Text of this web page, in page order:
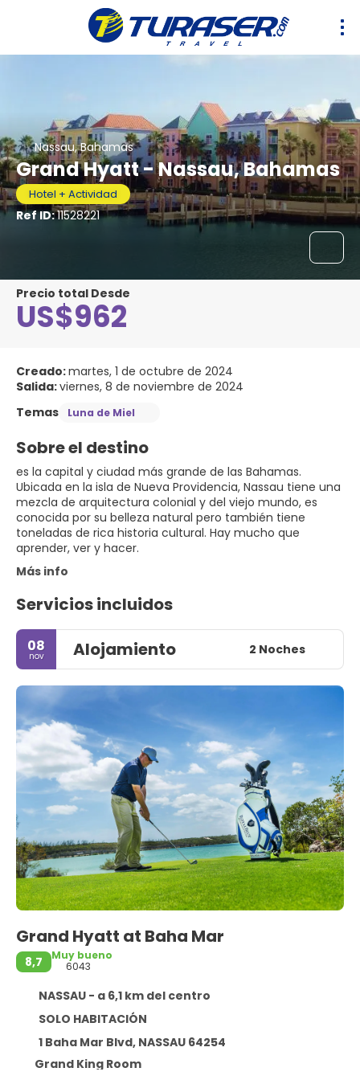
Nassau, Bahamas
Grand Hyatt - Nassau, Bahamas
Hotel + Actividad
Ref ID:11528221
Precio total Desde
US$962
Creado:martes, 1 de octubre de 2024
Salida:viernes, 8 de noviembre de 2024
Temas
Luna de Miel
Sobre el destino
es la capital y ciudad más grande de las Bahamas.
Ubicada en la isla de Nueva Providencia, Nassau tiene una
mezcla de arquitectura colonial y del viejo mundo, es
conocida por su belleza natural pero también tiene
toneladas de rica historia cultural. Hay mucho que
aprender, ver y hacer.
Más info
Servicios incluidos
08
nov Alojamiento 2 Noches
Grand Hyatt at Baha Mar
8,7
Muy bueno
6043
NASSAU - a 6,1 km del centro
SOLO HABITACIÓN
1 Baha Mar Blvd, NASSAU 64254
Grand King Room